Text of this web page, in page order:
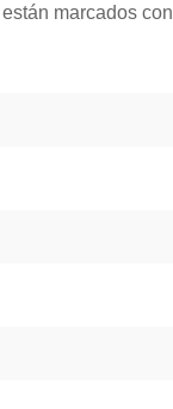
marcados con